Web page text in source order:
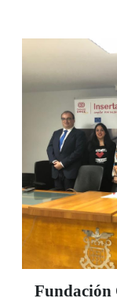
hereditario,
Sevilla. Hoy
muy especial.
Fundación